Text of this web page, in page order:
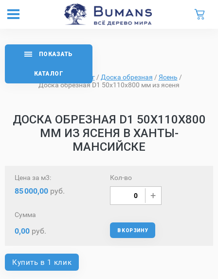
Главная Каталог / Доска обрезная / Ясень /
Доска обрезная D1 50х110х800 мм из ясеня
ДОСКА ОБРЕЗНАЯ D1 50Х110Х800
ММ ИЗ ЯСЕНЯ В ХАНТЫ-
МАНСИЙСКЕ
ПОКАЗАТЬ
КАТАЛОГ
Цена за м3:
85000,00 руб.
Кол-во
Сумма
0,00 руб. В КОРЗИНУ
Купить в 1 клик